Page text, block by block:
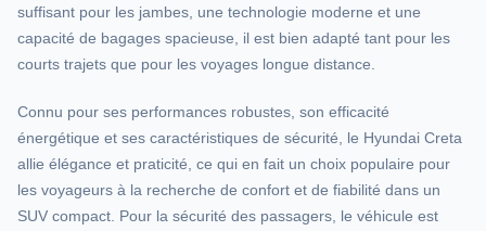
suffisant pour les jambes, une technologie moderne et une
capacité de bagages spacieuse, il est bien adapté tant pour les
courts trajets que pour les voyages longue distance.
Connu pour ses performances robustes, son efficacité
énergétique et ses caractéristiques de sécurité, le Hyundai Creta
allie élégance et praticité, ce qui en fait un choix populaire pour
les voyageurs à la recherche de confort et de fiabilité dans un
SUV compact. Pour la sécurité des passagers, le véhicule est